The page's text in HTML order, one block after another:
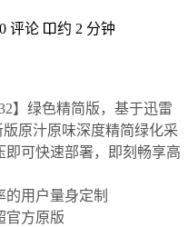
0 评论 约 2 分钟
】绿色精简版，基于迅雷
版原汁原味深度精简绿化采
可快速部署，即刻畅享高
用户量身定制
官方原版